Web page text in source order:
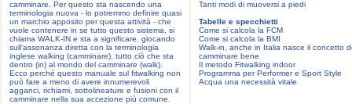
camminare. Per questo sta nascendo una
terminologia nuova - lo potremmo definire quasi
un marchio apposito per questa attività - che
vuole contenere in se tutto questo sistema, si
chiama WALK-IN e sta a significare, giocando
sull'assonanza diretta con la terminologia
inglese walking (camminare), tutto ciò che sta
dentro (in) al mondo del camminare (walk).
Ecco perché questo manuale sul fitwalking non
può fare a meno di avere innumerevoli
agganci, richiami, sottolineature e fusioni con il
camminare nella sua accezione più comune.
Tanti modi di muoversi a piedi
Tabelle e specchietti
Come si calcola la FCM
Come si calcola la BMI
Walk-in, anche in Italia nasce il concetto
camminare bene
Il metodo Fitwalking indoor
Programma per Performer e Sport Style
Acqua una necessità vitale